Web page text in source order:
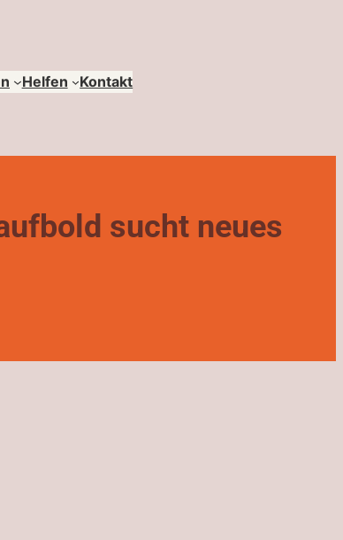
Helfen Kontakt
sucht neues